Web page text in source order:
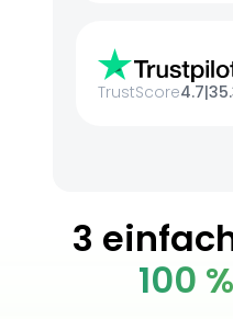
TrustScore4.7|
3
100